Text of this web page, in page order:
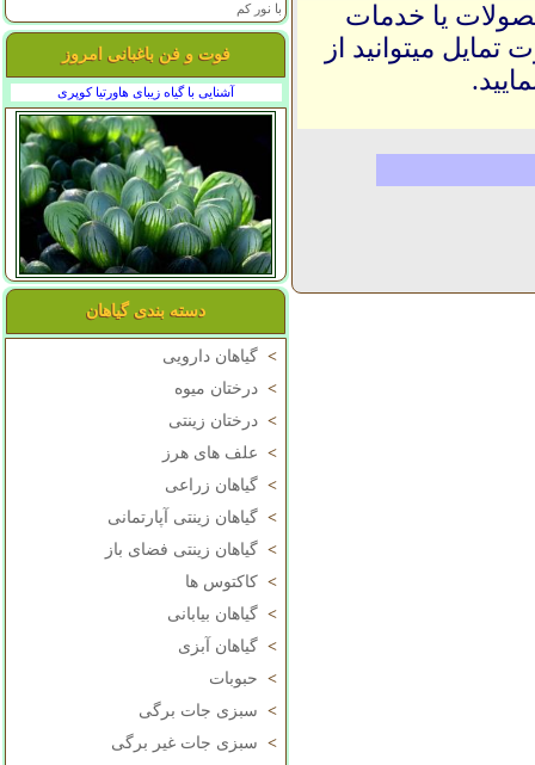
با نور کم
فوت و فن باغبانی امروز
آشنایی با گیاه زیبای هاورتیا کوپری
دسته بندی گیاهان
> گیاهان دارویی
> درختان میوه
> درختان زینتی
> علف های هرز
> گیاهان زراعی
> گیاهان زینتی آپارتمانی
> گیاهان زینتی فضای باز
> کاکتوس ها
> گیاهان بیابانی
> گیاهان آبزی
> حبوبات
> سبزی جات برگی
> سبزی جات غیر برگی
یا خدمات
میتوانید از